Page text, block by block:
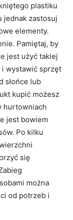
plastiku
jednak zastosuj
elementy.
Pamiętaj, by
jest użyć takiej
wystawić sprzęt
słońce lub
kupić możesz
hurtowniach
jest bowiem
Po kilku
się
można
od potrzeb i